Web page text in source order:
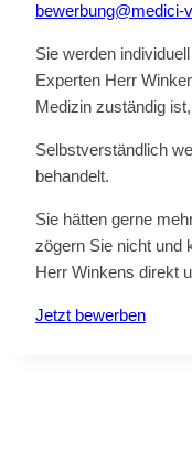
bewerbung@medici-
Sie werden
Experten Herr
Medizin zuständig
Selbstverständlich
behandelt.
Sie hätten gerne
zögern Sie nicht und
Herr Winkens direkt
Jetzt bewerben